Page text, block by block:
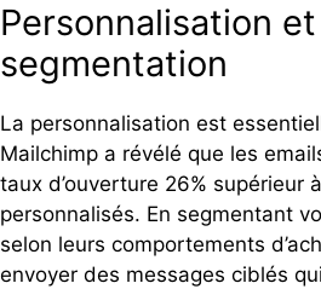
Personnalisation et
segmentation
La personnalisation est
Mailchimp a révélé que les
taux d’ouverture 26% supérieur
personnalisés. En segmentant
selon leurs comportements
envoyer des messages ciblés